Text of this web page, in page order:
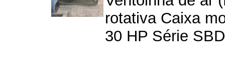
rotativa Caixa
30 HP Série